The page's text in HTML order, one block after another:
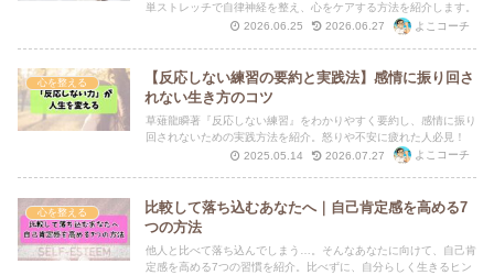
単ストレッチで自律神経を整え、心をケアする方法を紹介します。
2026.06.25
2026.06.27 よこコーチ
心を整える
【反応しない練習の要約と実践法】感情に振り回さ
れない生き方のコツ
草薙龍瞬著『反応しない練習』をわかりやすく要約し、感情に振り
回されないための実践方法を紹介。怒りや不安に疲れた人必見！
2025.05.14
2026.07.27 よこコーチ
心を整える
比較して落ち込むあなたへ｜自己肯定感を高める7
つの方法
他人と比べて落ち込んでしまう…。そんなあなたに向けて、自己肯
定感を高める7つの習慣を紹介。比べずに、自分らしく生きるヒン